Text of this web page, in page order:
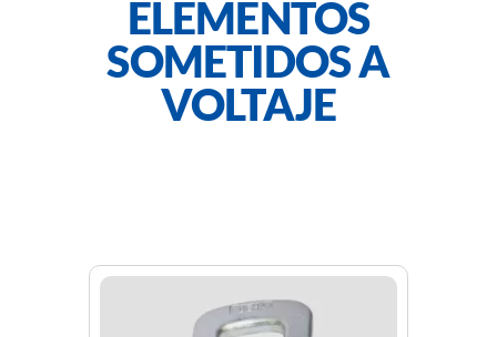
ELEMENTOS
SOMETIDOS A
VOLTAJE